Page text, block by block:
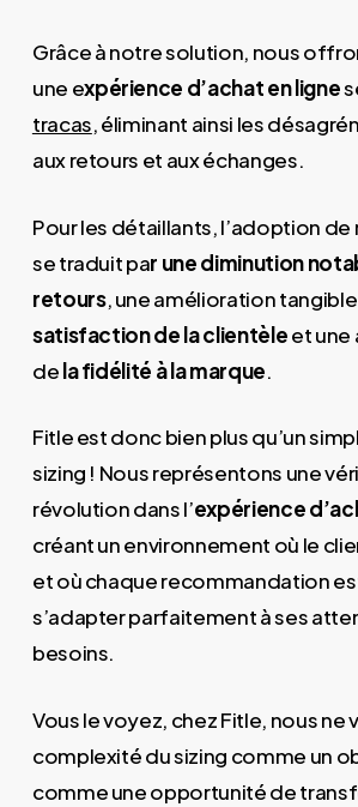
Grâce à notre solution, nous
une expérience d’achat en ligne
tracas, éliminant ainsi les
aux retours et aux échanges.
Pour les détaillants, l’adoption
se traduit par une diminution
retours, une amélioration
satisfaction de la clientèleet une
dela fidélité à la marque.
Fitle est donc bien plus qu’un
sizing ! Nous représentons une
révolution dans l’expérience
créant un environnement où le
et où chaque recommandation
s’adapter parfaitement à ses
besoins.
Vous le voyez, chez Fitle, nous ne
complexité du sizing comme un
comme une opportunité de